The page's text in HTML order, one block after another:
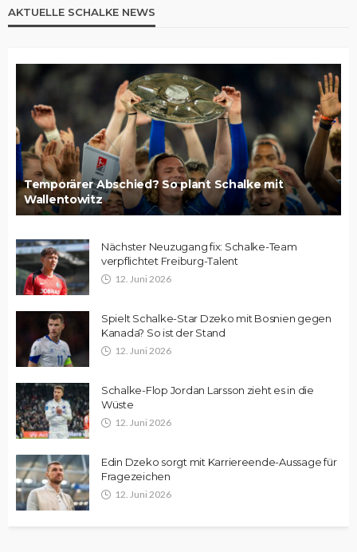
AKTUELLE SCHALKE NEWS
Temporärer Abschied? So plant Schalke mit
Wallentowitz
Nächster Neuzugang fix: Schalke-Team
verpflichtet Freiburg-Talent
12. Juni 2026
Spielt Schalke-Star Dzeko mit Bosnien gegen
Kanada? So ist der Stand
12. Juni 2026
Schalke-Flop Jordan Larsson zieht es in die
Wüste
12. Juni 2026
Edin Dzeko sorgt mit Karriereende-Aussage für
Fragezeichen
12. Juni 2026